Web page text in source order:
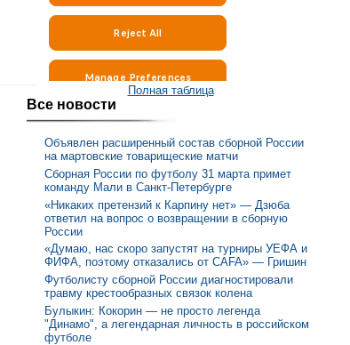
Полная таблица
Все новости
Объявлен расширенный состав сборной России
на мартовские товарищеские матчи
Сборная России по футболу 31 марта примет
команду Мали в Санкт-Петербурге
«Никаких претензий к Карпину нет» — Дзюба
ответил на вопрос о возвращении в сборную
России
«Думаю, нас скоро запустят на турниры УЕФА и
ФИФА, поэтому отказались от CAFA» — Гришин
Футболисту сборной России диагностировали
травму крестообразных связок колена
Булыкин: Кокорин — не просто легенда
"Динамо", а легендарная личность в российском
футболе